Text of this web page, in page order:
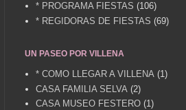
* PROGRAMA FIESTAS (106)
* REGIDORAS DE FIESTAS (69)
UN PASEO POR VILLENA
* COMO LLEGAR A VILLENA (1)
CASA FAMILIA SELVA (2)
CASA MUSEO FESTERO (1)